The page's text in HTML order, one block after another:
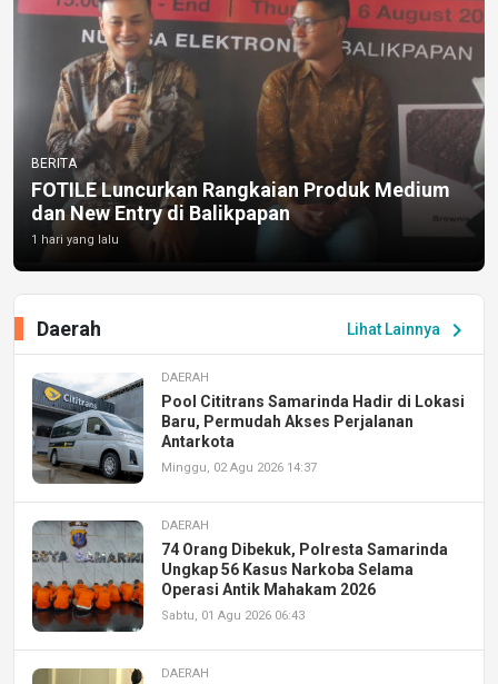
BERITA
FOTILE Luncurkan Rangkaian Produk Medium
dan New Entry di Balikpapan
1 hari yang lalu
Lihat Lainnya chevron_right
Daerah
DAERAH
Pool Cititrans Samarinda Hadir di Lokasi
Baru, Permudah Akses Perjalanan
Antarkota
Minggu, 02 Agu 2026 14:37
DAERAH
74 Orang Dibekuk, Polresta Samarinda
Ungkap 56 Kasus Narkoba Selama
Operasi Antik Mahakam 2026
Sabtu, 01 Agu 2026 06:43
DAERAH